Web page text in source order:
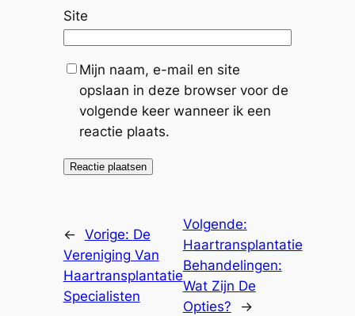
Site
Mijn naam, e-mail en site
opslaan in deze browser voor de
volgende keer wanneer ik een
reactie plaats.
← Vorige: De
Vereniging Van
Haartransplantatie
Specialisten
Volgende:
Haartransplantatie
Behandelingen:
Wat Zijn De
Opties?
→